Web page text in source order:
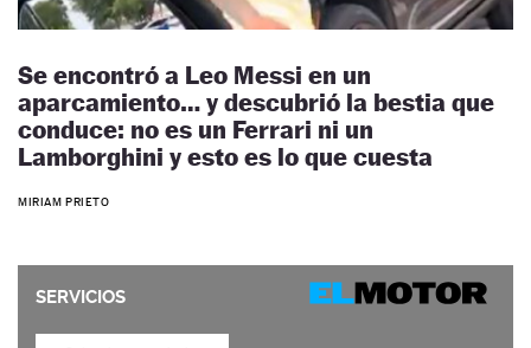
Se encontró a Leo Messi en un
aparcamiento… y descubrió la bestia que
conduce: no es un Ferrari ni un
Lamborghini y esto es lo que cuesta
MIRIAM PRIETO